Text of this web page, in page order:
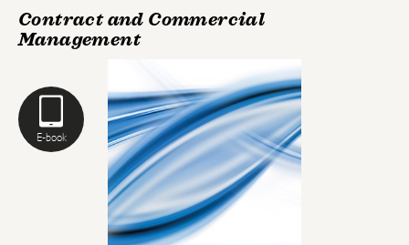
E-book
Contract and Commercial
Management